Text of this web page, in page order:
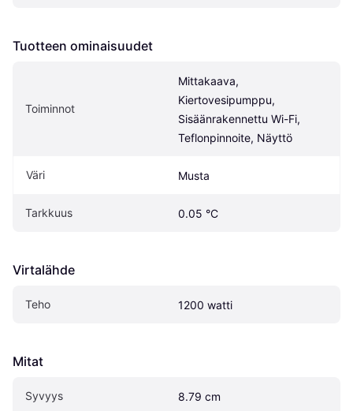
Tuotteen ominaisuudet
Toiminnot
Mittakaava,
Kiertovesipumppu,
Sisäänrakennettu Wi-Fi,
Teflonpinnoite, Näyttö
Väri Musta
Tarkkuus 0.05 °C
Virtalähde
Teho 1200 watti
Mitat
Syvyys 8.79 cm